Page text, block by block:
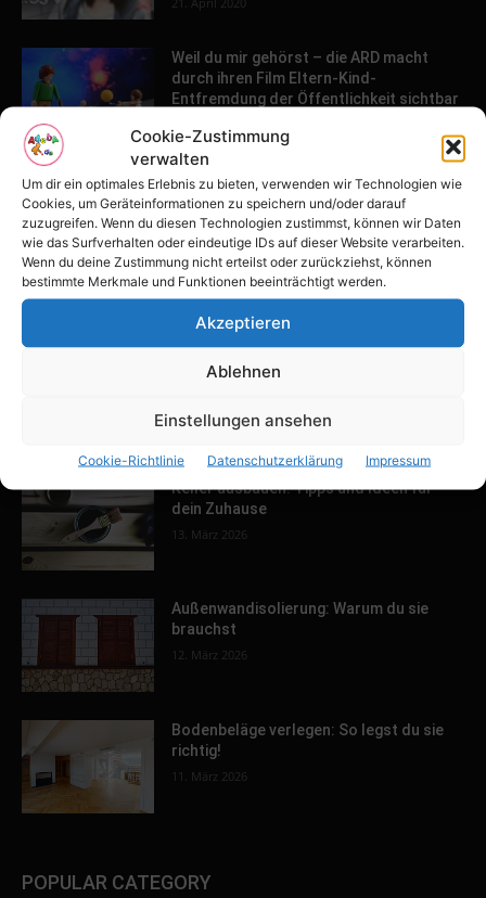
Cookie-Zustimmung
verwalten
Um dir ein optimales Erlebnis zu bieten, verwenden wir Technologien wie
Cookies, um Geräteinformationen zu speichern und/oder darauf
zuzugreifen. Wenn du diesen Technologien zustimmst, können wir Daten
wie das Surfverhalten oder eindeutige IDs auf dieser Website verarbeiten.
Wenn du deine Zustimmung nicht erteilst oder zurückziehst, können
bestimmte Merkmale und Funktionen beeinträchtigt werden.
Akzeptieren
Ablehnen
Einstellungen ansehen
Cookie-Richtlinie Datenschutzerklärung Impressum
Weil du mir gehörst – die ARD macht
durch ihren Film Eltern-Kind-
Entfremdung der Öffentlichkeit sichtbar
POPULAR POSTS
Tulpenfest läutet Frühling in Potsdam
ein
16. April 2026
Familien-Paradies an der Adria
Keller ausbauen: Tipps und Ideen für
dein Zuhause
13. März 2026
Außenwandisolierung: Warum du sie
brauchst
12. März 2026
Bodenbeläge verlegen: So legst du sie
richtig!
11. März 2026
POPULAR CATEGORY